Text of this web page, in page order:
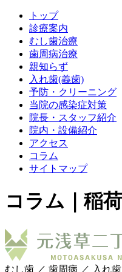
トップ
診療案内
むし歯治療
歯周病治療
親知らず
入れ歯(義歯)
予防・クリーニング
当院の感染症対策
院長・スタッフ紹介
院内・設備紹介
アクセス
コラム
サイトマップ
コラム｜稲
むし歯 ／ 歯周病 ／ 入れ